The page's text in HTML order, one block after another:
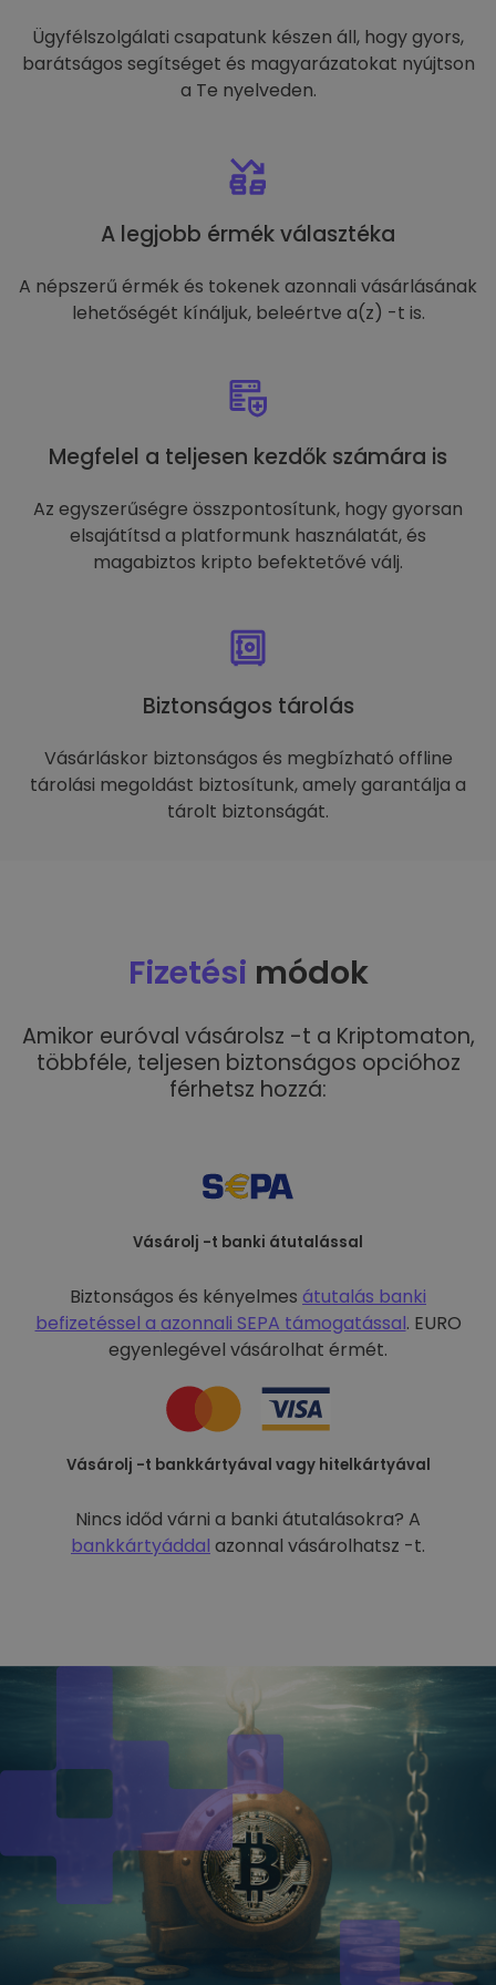
Ügyfélszolgálati csapatunk készen áll, hogy gyors,
barátságos segítséget és magyarázatokat nyújtson
a Te nyelveden.
A legjobb érmék választéka
A népszerű érmék és tokenek azonnali vásárlásának
lehetőségét kínáljuk, beleértve a(z) -t is.
Megfelel a teljesen kezdők számára is
Az egyszerűségre összpontosítunk, hogy gyorsan
elsajátítsd a platformunk használatát, és
magabiztos kripto befektetővé válj.
Biztonságos tárolás
Vásárláskor biztonságos és megbízható offline
tárolási megoldást biztosítunk, amely garantálja a
tárolt biztonságát.
Fizetési módok
Amikor euróval vásárolsz -t a Kriptomaton,
többféle, teljesen biztonságos opcióhoz
férhetsz hozzá:
Vásárolj -t banki átutalással
Biztonságos és kényelmes átutalás banki
befizetéssel a azonnali SEPA támogatással. EURO
egyenlegével vásárolhat érmét.
Vásárolj -t bankkártyával vagy hitelkártyával
Nincs időd várni a banki átutalásokra? A
bankkártyáddal azonnal vásárolhatsz -t.